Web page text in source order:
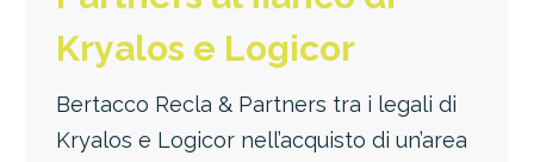
Kryalos e Logicor
Bertacco Recla & Partners tra i legali di
Kryalos e Logicor nell’acquisto di un’area